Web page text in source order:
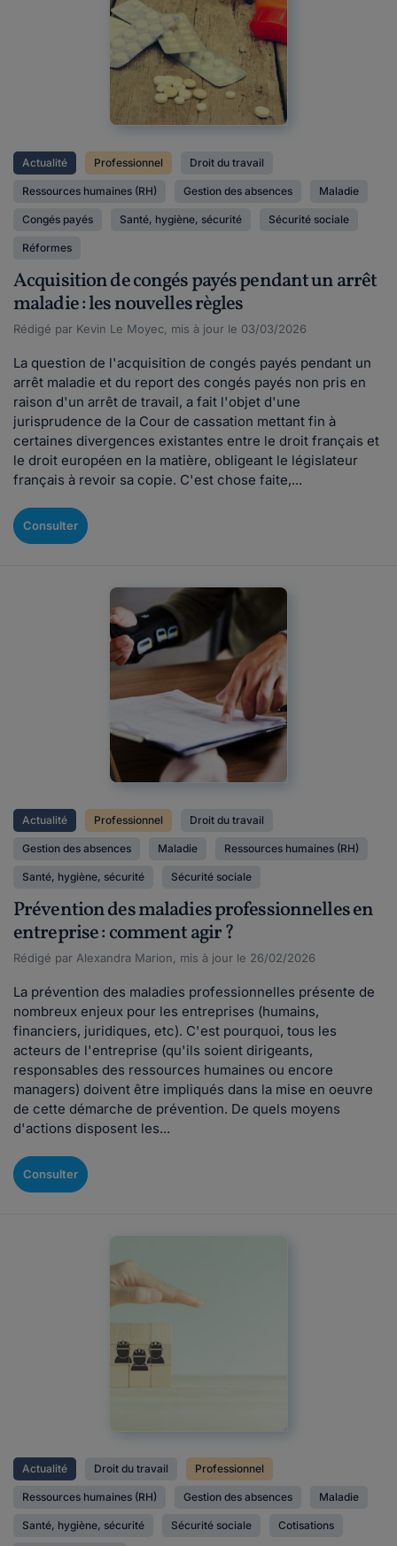
Actualité Professionnel Droit du travail
Ressources humaines (RH) Gestion des absences Maladie
Congés payés Santé, hygiène, sécurité Sécurité sociale
Réformes
Acquisition de congés payés pendant un arrêt
maladie : les nouvelles règles
Rédigé par Kevin Le Moyec, mis à jour le 03/03/2026
La question de l'acquisition de congés payés pendant un
arrêt maladie et du report des congés payés non pris en
raison d'un arrêt de travail, a fait l'objet d'une
jurisprudence de la Cour de cassation mettant fin à
certaines divergences existantes entre le droit français et
le droit européen en la matière, obligeant le législateur
français à revoir sa copie. C'est chose faite,...
Consulter
Actualité Professionnel Droit du travail
Gestion des absences Maladie Ressources humaines (RH)
Santé, hygiène, sécurité Sécurité sociale
Prévention des maladies professionnelles en
entreprise : comment agir ?
Rédigé par Alexandra Marion, mis à jour le 26/02/2026
La prévention des maladies professionnelles présente de
nombreux enjeux pour les entreprises (humains,
financiers, juridiques, etc). C'est pourquoi, tous les
acteurs de l'entreprise (qu'ils soient dirigeants,
responsables des ressources humaines ou encore
managers) doivent être impliqués dans la mise en oeuvre
de cette démarche de prévention. De quels moyens
d'actions disposent les...
Consulter
Actualité Droit du travail Professionnel
Ressources humaines (RH) Gestion des absences Maladie
Santé, hygiène, sécurité Sécurité sociale Cotisations